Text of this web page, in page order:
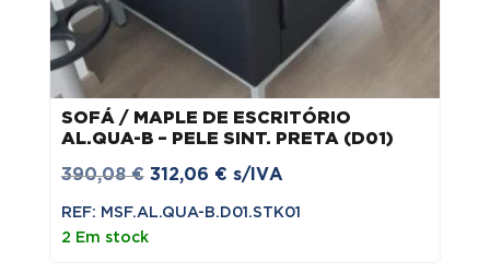
SOFÁ / MAPLE DE ESCRITÓRIO
AL.QUA-B – PELE SINT. PRETA (D01)
390,08€ O
preço
original
312,06 €O
preço
s/IVA
REF: MSF.AL.QUA-B.D01.STK01
2 Em stock